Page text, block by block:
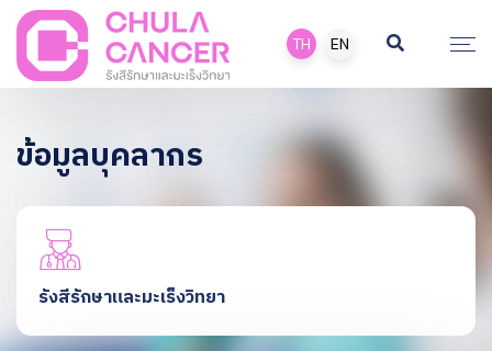
TH EN
ข้อมูลบุคลากร
รังสีรักษาและมะเร็งวิทยา